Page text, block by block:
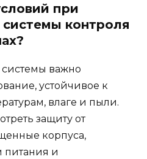
при
контроля
важно
устойчивое к
влаге и пыли.
защиту от
корпуса,
питания и